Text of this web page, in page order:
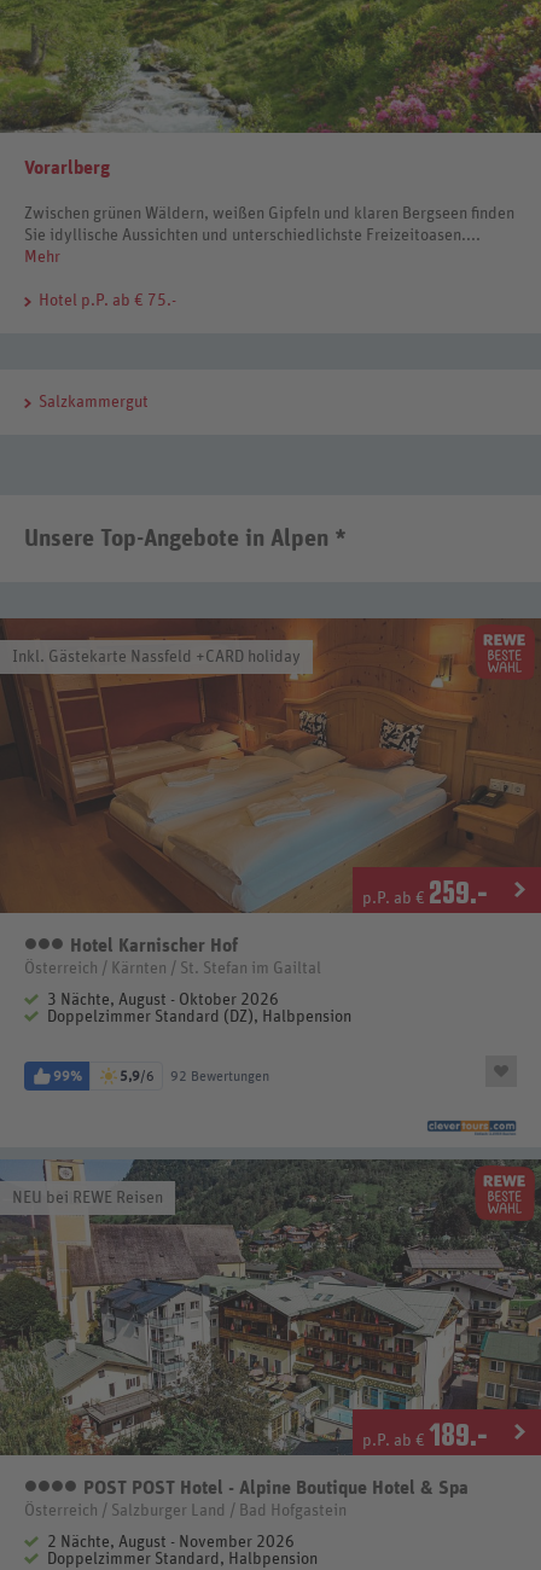
Vorarlberg
Zwischen grünen Wäldern, weißen Gipfeln und klaren Bergseen finden
Sie idyllische Aussichten und unterschiedlichste Freizeitoasen....
Mehr
Hotel p.P. ab € 75.-
Salzkammergut
Unsere Top-Angebote in Alpen *
Inkl. Gästekarte Nassfeld +CARD holiday
p.P. ab € 259.-
3 Sterne
Hotel Karnischer Hof
Österreich / Kärnten / St. Stefan im Gailtal
3 Nächte, August - Oktober 2026
Doppelzimmer Standard (DZ), Halbpension
99% 5,9/6 92 Bewertungen
NEU bei REWE Reisen
p.P. ab € 189.-
4 Sterne
POST POST Hotel - Alpine Boutique Hotel & Spa
Österreich / Salzburger Land / Bad Hofgastein
2 Nächte, August - November 2026
Doppelzimmer Standard, Halbpension